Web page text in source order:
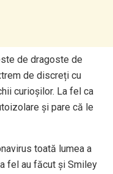
de dragoste de
de discreți cu
curioșilor. La fel ca
și pare că le
toată lumea a
fel au făcut și Smiley